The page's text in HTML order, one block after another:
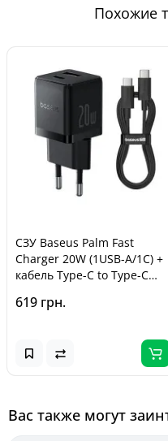
Похожие
СЗУ Baseus Palm Fast
Charger 20W (1USB-A/1C) +
кабель Type-C to Type-C
619 грн.
Вас также могут